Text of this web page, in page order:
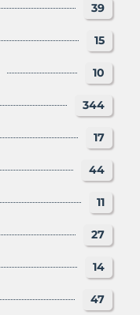
39
15
10
344
17
44
11
27
14
47